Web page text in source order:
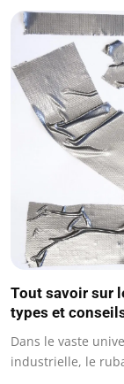
Tout savoir sur
types et
Dans le vaste
industrielle, le